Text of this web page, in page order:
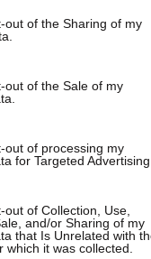
visit or usage behaviour.
to Google and its
below specified purposes
out of the Sharing of my
out of the Sale of my
out of processing my
for Targeted Advertising.
out of Collection, Use,
and/or Sharing of my
that Is Unrelated with
which it was collected.
να φτάσουν στο